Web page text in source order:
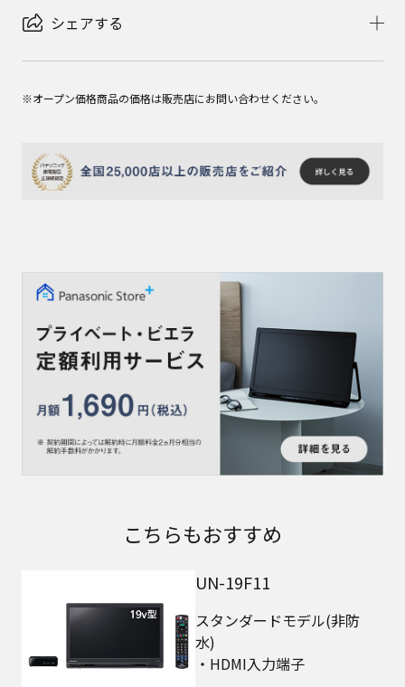
シェアする
※オープン価格商品の価格は販売店にお問い合わせください。
こちらもおすすめ
UN-19F11
スタンダードモデル(非防
水)
・HDMI入力端子